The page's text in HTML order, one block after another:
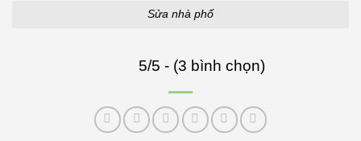
Sửa nhà phố
5/5 - (3 bình chọn)